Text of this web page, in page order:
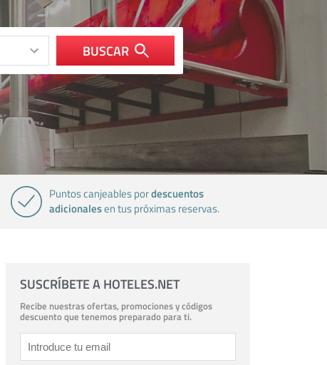
BUSCAR
Puntos canjeables pordescuentos
adicionalesen tus próximas reservas.
SUSCRÍBETE A HOTELES.NET
Recibe nuestras ofertas, promociones y códigos
descuento que tenemos preparado para ti.